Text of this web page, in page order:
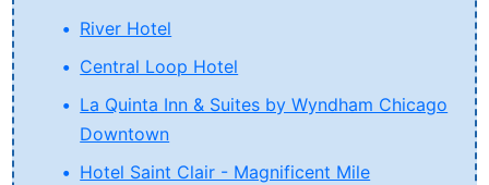
River Hotel
Central Loop Hotel
La Quinta Inn & Suites by Wyndham Chicago
Downtown
Hotel Saint Clair - Magnificent Mile